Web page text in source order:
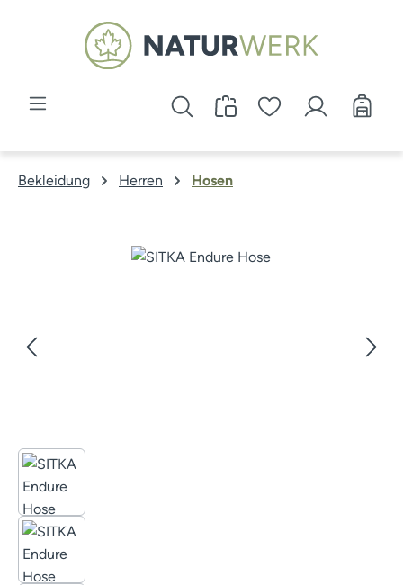
Zum Hauptinhalt springen
Bekleidung Herren Hosen
Bildergalerie überspringen